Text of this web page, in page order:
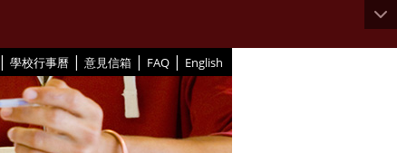
| 學校行事曆 | 意見信箱 | FAQ | English